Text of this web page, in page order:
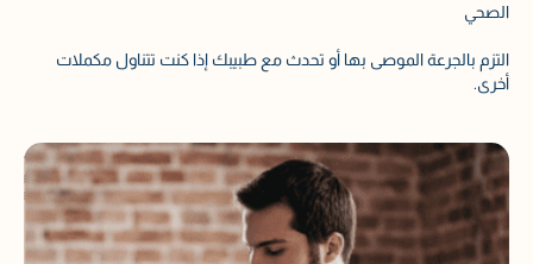
الصحي
التزم بالجرعة الموصى بها أو تحدث مع طبيبك إذا كنت تتناول مكملات
أخرى.